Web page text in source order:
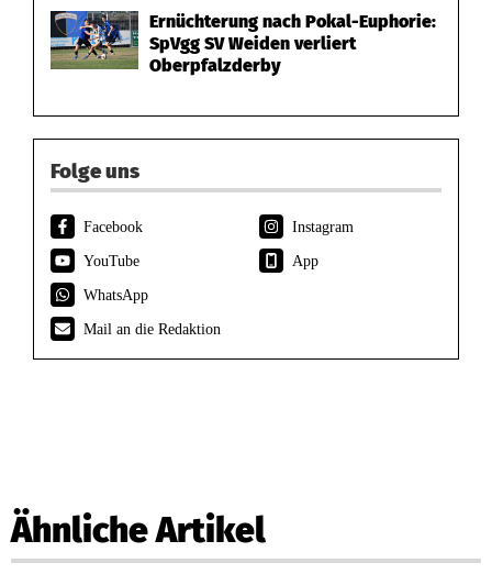
Ernüchterung nach Pokal-Euphorie:
SpVgg SV Weiden verliert
Oberpfalzderby
Folge uns
Facebook
Instagram
YouTube
App
WhatsApp
Mail an die Redaktion
Ähnliche Artikel